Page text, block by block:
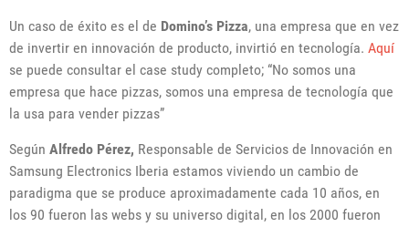
Un caso de éxito es el de Domino’s Pizza, una empresa que en vez
de invertir en innovación de producto, invirtió en tecnología. Aquí
se puede consultar el case study completo; “No somos una
empresa que hace pizzas, somos una empresa de tecnología que
la usa para vender pizzas”
Según Alfredo Pérez, Responsable de Servicios de Innovación en
Samsung Electronics Iberia estamos viviendo un cambio de
paradigma que se produce aproximadamente cada 10 años, en
los 90 fueron las webs y su universo digital, en los 2000 fueron